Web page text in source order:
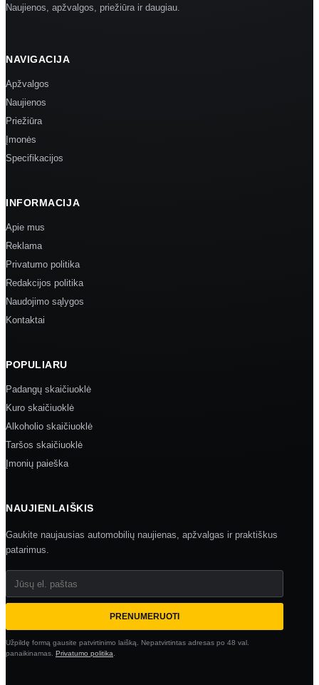
Naujienos, apžvalgos, priežiūra ir daugiau.
NAVIGACIJA
Apžvalgos
Naujienos
Priežiūra
Įmonės
Specifikacijos
INFORMACIJA
Apie mus
Reklama
Privatumo politika
Redakcijos politika
Naudojimo sąlygos
Kontaktai
POPULIARU
Padangų skaičiuoklė
Kuro skaičiuoklė
Alkoholio skaičiuoklė
Taršos skaičiuoklė
Įmonių paieška
NAUJIENLAIŠKIS
Gaukite naujausias automobilių naujienas, apžvalgas ir praktiškus
patarimus.
Jūsų el. paštas
PRENUMERUOTI
Užpildę formą gausite patvirtinimo laišką. Nepatvirtintas adresas po 48 val.
panaikinamas. Privatumo politika.